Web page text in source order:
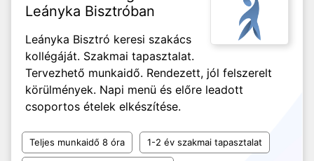
Leányka Bisztróban
Leányka Bisztró keresi szakács
kollégáját. Szakmai tapasztalat.
Tervezhető munkaidő. Rendezett, jól felszerelt
körülmények. Napi menü és előre leadott
csoportos ételek elkészítése.
Teljes munkaidő 8 óra 1-2 év szakmai tapasztalat